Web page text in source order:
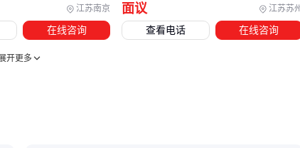
次运行后检查轴承温度是否异常
听运转声音判断润滑是否充分
期补充润滑脂时记录加注量 建立这些基础数据有助于及时
江苏南京
在线咨询
面议 江苏苏
查看电话 在线咨询
开更多